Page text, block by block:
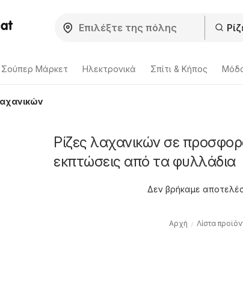
Σούπερ Μάρκετ Hλεκτρονικά Σπίτι & Κήπος
Ρίζες λαχανικών σε
εκπτώσεις από τα φυλλάδια
Δεν βρήκαμε
Αρχή Λίστα